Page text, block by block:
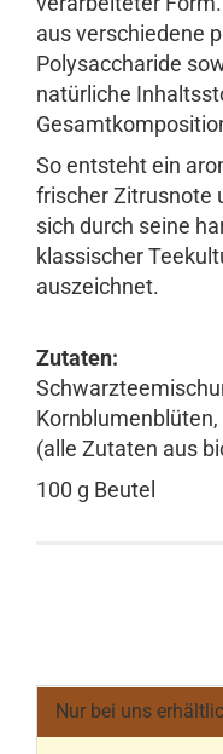
aus verschiedene
Polysaccharide
natürliche
So entsteht ein
frischer Zitrusnote
sich durch seine
klassischer
auszeichnet.
Zutaten:
(alle Zutaten aus
100 g Beutel
Nur bei uns